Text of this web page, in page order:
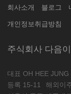
회사소개 블로그
개인정보취급방침
주식회사 다음
대표 OH HEE JUNG
등록 15-11
해외이